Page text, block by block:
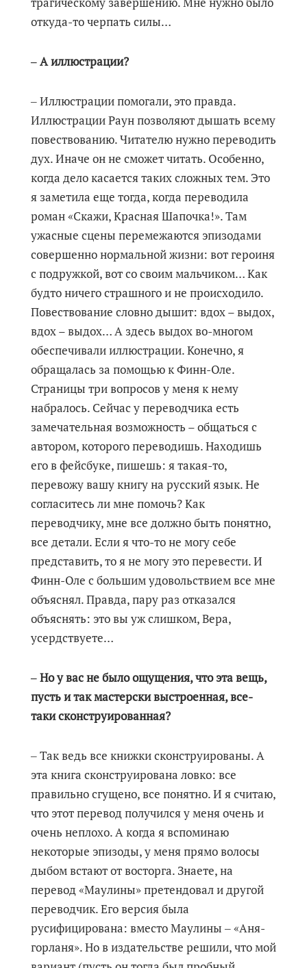
откуда-то черпать силы…
‒ А иллюстрации?
‒ Иллюстрации помогали, это правда.
Иллюстрации Раун позволяют дышать всему
повествованию. Читателю нужно переводить
дух. Иначе он не сможет читать. Особенно,
когда дело касается таких сложных тем. Это
я заметила еще тогда, когда переводила
роман «Скажи, Красная Шапочка!». Там
ужасные сцены перемежаются эпизодами
совершенно нормальной жизни: вот героиня
с подружкой, вот со своим мальчиком… Как
будто ничего страшного и не происходило.
Повествование словно дышит: вдох – выдох,
вдох – выдох… А здесь выдох во-многом
обеспечивали иллюстрации. Конечно, я
обращалась за помощью к Финн-Оле.
Страницы три вопросов у меня к нему
набралось. Сейчас у переводчика есть
замечательная возможность – общаться с
автором, которого переводишь. Находишь
его в фейсбуке, пишешь: я такая-то,
перевожу вашу книгу на русский язык. Не
согласитесь ли мне помочь? Как
переводчику, мне все должно быть понятно,
все детали. Если я что-то не могу себе
представить, то я не могу это перевести. И
Финн-Оле с большим удовольствием все мне
объяснял. Правда, пару раз отказался
объяснять: это вы уж слишком, Вера,
усердствуете…
‒ Но у вас не было ощущения, что эта вещь,
пусть и так мастерски выстроенная, все-
таки сконструированная?
‒ Так ведь все книжки сконструированы. А
эта книга сконструирована ловко: все
правильно сгущено, все понятно. И я считаю,
что этот перевод получился у меня очень и
очень неплохо. А когда я вспоминаю
некоторые эпизоды, у меня прямо волосы
дыбом встают от восторга. Знаете, на
перевод «Маулины» претендовал и другой
переводчик. Его версия была
русифицирована: вместо Маулины ‒ «Аня-
горланя». Но в издательстве решили, что мой